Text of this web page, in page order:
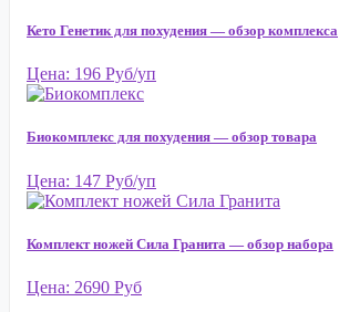
Кето Генетик для похудения — обзор комплекса
Цена: 196 Руб/уп
Биокомплекс для похудения — обзор товара
Цена: 147 Руб/уп
Комплект ножей Сила Гранита — обзор набора
Цена: 2690 Руб